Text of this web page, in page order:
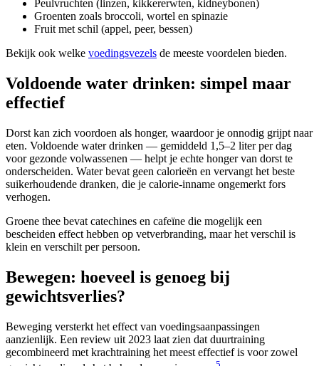
Peulvruchten (linzen, kikkererwten, kidneybonen)
Groenten zoals broccoli, wortel en spinazie
Fruit met schil (appel, peer, bessen)
Bekijk ook welke voedingsvezels de meeste voordelen bieden.
Voldoende water drinken: simpel maar
effectief
Dorst kan zich voordoen als honger, waardoor je onnodig grijpt naar
eten. Voldoende water drinken — gemiddeld 1,5–2 liter per dag
voor gezonde volwassenen — helpt je echte honger van dorst te
onderscheiden. Water bevat geen calorieën en vervangt het beste
suikerhoudende dranken, die je calorie-inname ongemerkt fors
verhogen.
Groene thee bevat catechines en cafeïne die mogelijk een
bescheiden effect hebben op vetverbranding, maar het verschil is
klein en verschilt per persoon.
Bewegen: hoeveel is genoeg bij
gewichtsverlies?
Beweging versterkt het effect van voedingsaanpassingen
aanzienlijk. Een review uit 2023 laat zien dat duurtraining
gecombineerd met krachtraining het meest effectief is voor zowel